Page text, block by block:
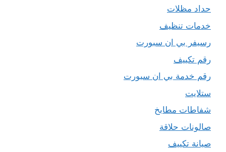
حداد مظلات
خدمات تنظيف
رسيفر بي ان سبورت
رقم تكييف
رقم خدمة بي ان سبورت
ستلايت
شفاطات مطابخ
صالونات حلاقة
صيانة تكييف